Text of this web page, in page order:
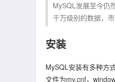
MySQL发展至今仍
千万级别的数据，
安装
MySQL安装有多种方
文件为my.cnf，